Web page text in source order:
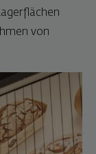
von